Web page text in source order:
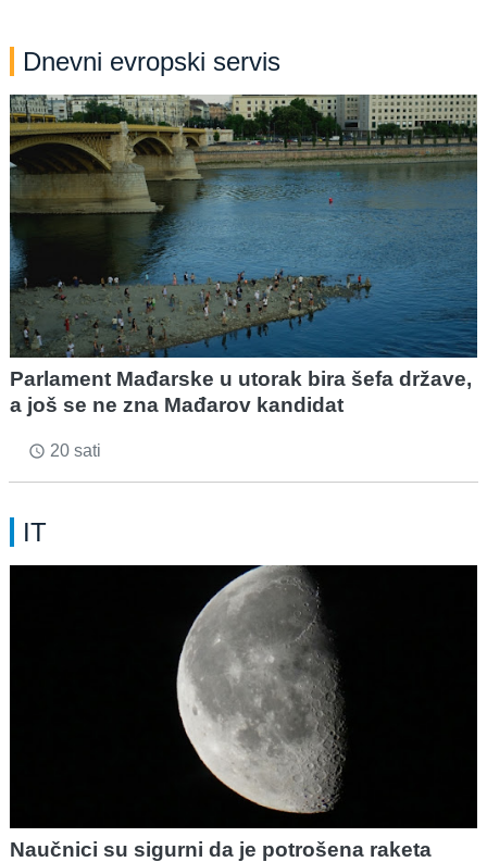
Dnevni evropski servis
Parlament Mađarske u utorak bira šefa države,
a još se ne zna Mađarov kandidat
access_time 20 sati
IT
Naučnici su sigurni da je potrošena raketa